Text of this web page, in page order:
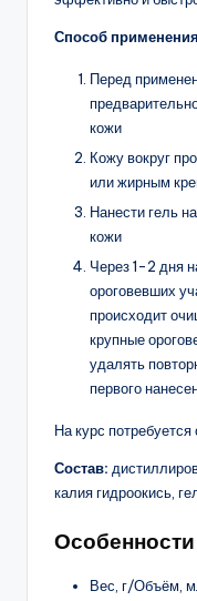
Способ
Перед
кожи
Кожу вокруг
или жирным
Нанести гель
кожи
Через 1-2 дня
ороговевших
происходит
крупные
удалять
первого
На курс
Состав:
калия гидроокись,
Особенности
Вес, г/Объём,